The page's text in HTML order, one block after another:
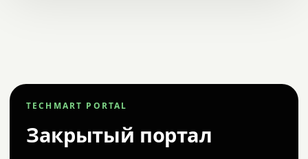
TECHMART PORTAL
Закрытый портал